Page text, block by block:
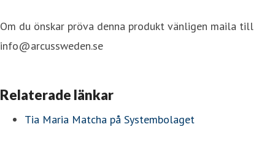
Om du önskar pröva denna produkt vänligen maila till
info@arcussweden.se
Relaterade länkar
Tia Maria Matcha på Systembolaget